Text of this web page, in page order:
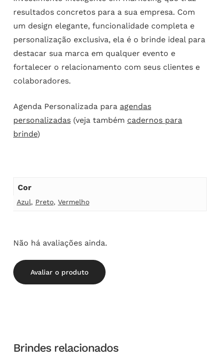
resultados concretos para a sua empresa. Com
um design elegante, funcionalidade completa e
personalização exclusiva, ela é o brinde ideal para
destacar sua marca em qualquer evento e
fortalecer o relacionamento com seus clientes e
colaboradores.
Agenda Personalizada para agendas
personalizadas(veja também cadernos para
brinde)
Cor
Azul, Preto, Vermelho
Não há avaliações ainda.
Avaliar o produto
Brindes relacionados